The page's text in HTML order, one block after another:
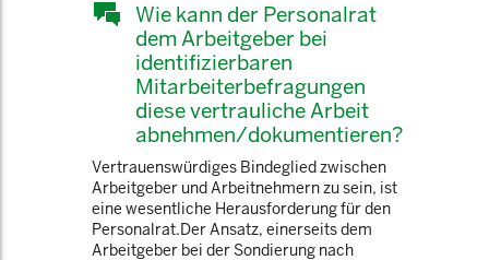
Wie kann der Personalrat
dem Arbeitgeber bei
identifizierbaren
Mitarbeiterbefragungen
diese vertrauliche Arbeit
abnehmen/dokumentieren?
Vertrauenswürdiges Bindeglied zwischen
Arbeitgeber und Arbeitnehmern zu sein, ist
eine wesentliche Herausforderung für den
Personalrat.Der Ansatz, einerseits dem
Arbeitgeber bei der Sondierung nach